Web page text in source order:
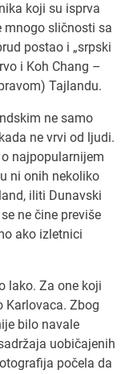
koji su isprva
mnogo sličnosti sa
postao i „srpski
i Koh Chang –
Tajlandu.
ne samo
ne vrvi od ljudi.
najpopularnijem
ni onih nekoliko
iliti Dunavski
ne čine previše
ako izletnici
lako. Za one koji
Karlovaca. Zbog
bilo navale
uobičajenih
počela da